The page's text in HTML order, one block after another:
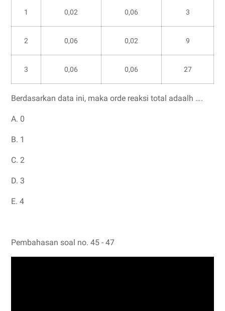
1 0,02 0,06 3
2 0,06 0,02 9
3 0,06 0,06 27
Berdasarkan data ini, maka orde reaksi total adaalh ….
A. 0
B. 1
C. 2
D. 3
E. 4
Pembahasan soal no. 45 - 47